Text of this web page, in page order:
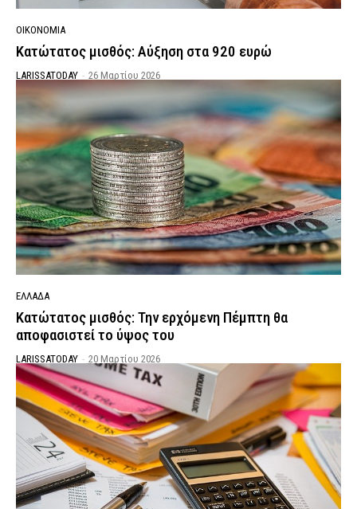
ΟΙΚΟΝΟΜΙΑ
Κατώτατος μισθός: Αύξηση στα 920 ευρώ
LARISSATODAY - 26 Μαρτίου 2026
ΕΛΛΑΔΑ
Κατώτατος μισθός: Την ερχόμενη Πέμπτη θα
αποφασιστεί το ύψος του
LARISSATODAY - 20 Μαρτίου 2026